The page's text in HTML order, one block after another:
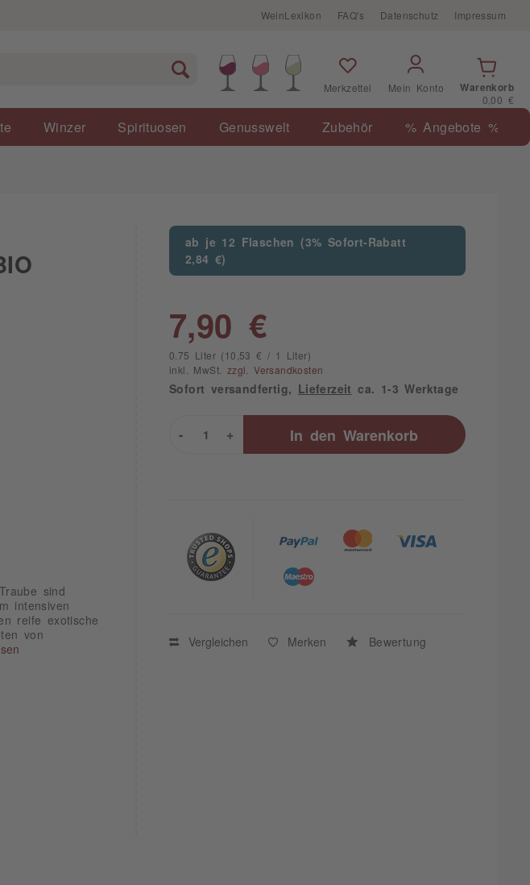
WeinLexikon FAQ's Datenschutz Impressum
Merkzettel Mein Konto
Warenkorb
0,00 €
Winzer Spirituosen Genusswelt Zubehör % Angebote %
sind
intensiven
reife exotische
von
ab je 12 Flaschen (3% Sofort-Rabatt
2,84 €)
7,90 €
0.75 Liter (10,53 € / 1 Liter)
inkl. MwSt. zzgl. Versandkosten
Sofort versandfertig, Lieferzeit ca. 1-3 Werktage
+
- In den Warenkorb
Vergleichen Merken Bewertung